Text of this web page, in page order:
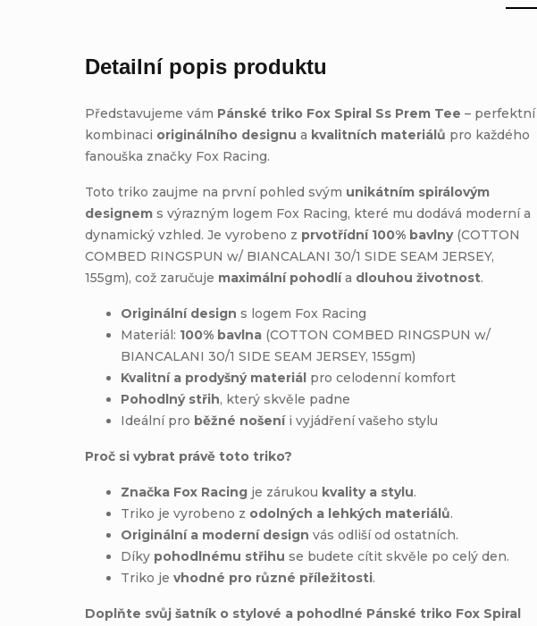
Detailní popis produktu
Představujeme vám Pánské triko Fox Spiral Ss Prem Tee – perfektní
kombinaci originálního designu a kvalitních materiálů pro každého
fanouška značky Fox Racing.
Toto triko zaujme na první pohled svým unikátním spirálovým
designem s výrazným logem Fox Racing, které mu dodává moderní a
dynamický vzhled. Je vyrobeno z prvotřídní 100% bavlny(COTTON
COMBED RINGSPUN w/ BIANCALANI 30/1 SIDE SEAM JERSEY,
155gm), což zaručuje maximální pohodlía dlouhou životnost.
Originální design s logem Fox Racing
Materiál: 100% bavlna (COTTON COMBED RINGSPUN w/
BIANCALANI 30/1 SIDE SEAM JERSEY, 155gm)
Kvalitní a prodyšný materiál pro celodenní komfort
Pohodlný střih, který skvěle padne
Ideální pro běžné nošeníi vyjádření vašeho stylu
Proč si vybrat právě toto triko?
Značka Fox Racing je zárukou kvality a stylu.
Triko je vyrobeno z odolných a lehkých materiálů.
Originální a moderní design vás odliší od ostatních.
Díky pohodlnému střihu se budete cítit skvěle po celý den.
Triko jevhodné pro různé příležitosti.
Doplňte svůj šatník o stylové a pohodlné Pánské triko Fox Spiral